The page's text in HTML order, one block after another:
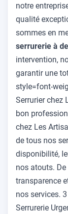
notre
qualité
sommes en
serrurerie à
intervention,
garantir une
style=font-
Serrurier chez
bon
chez Les
de tous nos
disponibilité,
nos atouts.
transparence
nos services.
Serrurerie